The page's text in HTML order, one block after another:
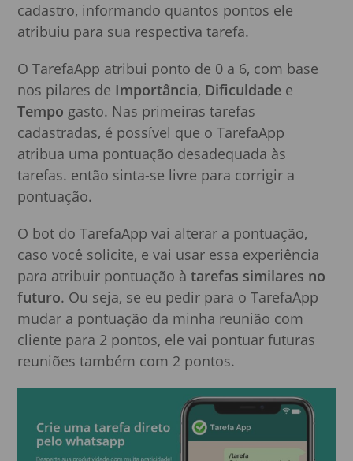
cadastro, informando quantos pontos ele
atribuiu para sua respectiva tarefa.
O TarefaApp atribui ponto de 0 a 6, com base
nos pilares de Importância, Dificuldade e
Tempo gasto. Nas primeiras tarefas
cadastradas, é possível que o TarefaApp
atribua uma pontuação desadequada às
tarefas. então sinta-se livre para corrigir a
pontuação.
O bot do TarefaApp vai alterar a pontuação,
caso você solicite, e vai usar essa experiência
para atribuir pontuação àtarefas similares no
futuro. Ou seja, se eu pedir para o TarefaApp
mudar a pontuação da minha reunião com
cliente para 2 pontos, ele vai pontuar futuras
reuniões também com 2 pontos.